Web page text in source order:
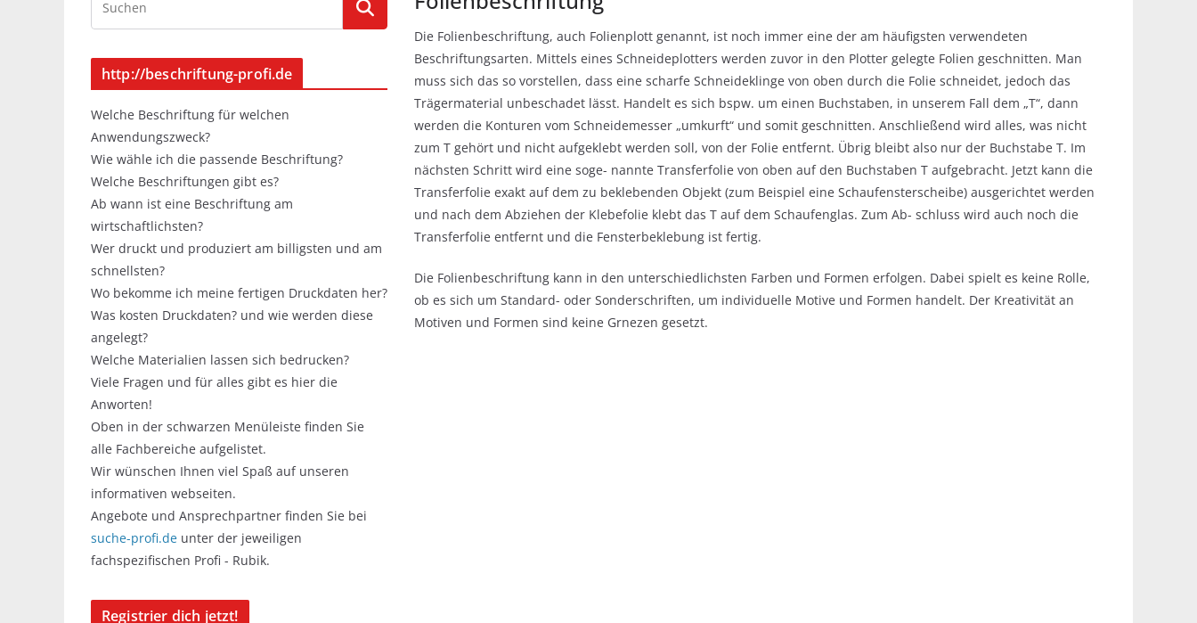
Die Folienbeschriftung, auch Folienplott genannt, ist noch immer eine der am häufigsten verwendeten
Beschriftungsarten. Mittels eines Schneideplotters werden zuvor in den Plotter gelegte Folien geschnitten. Man
muss sich das so vorstellen, dass eine scharfe Schneideklinge von oben durch die Folie schneidet, jedoch das
Trägermaterial unbeschadet lässt. Handelt es sich bspw. um einen Buchstaben, in unserem Fall dem „T“, dann
werden die Konturen vom Schneidemesser „umkurft“ und somit geschnitten. Anschließend wird alles, was nicht
zum T gehört und nicht aufgeklebt werden soll, von der Folie entfernt. Übrig bleibt also nur der Buchstabe T. Im
nächsten Schritt wird eine soge- nannte Transferfolie von oben auf den Buchstaben T aufgebracht. Jetzt kann die
Transferfolie exakt auf dem zu beklebenden Objekt (zum Beispiel eine Schaufensterscheibe) ausgerichtet werden
und nach dem Abziehen der Klebefolie klebt das T auf dem Schaufenglas. Zum Ab- schluss wird auch noch die
Transferfolie entfernt und die Fensterbeklebung ist fertig.
Die Folienbeschriftung kann in den unterschiedlichsten Farben und Formen erfolgen. Dabei spielt es keine Rolle,
ob es sich um Standard- oder Sonderschriften, um individuelle Motive und Formen handelt. Der Kreativität an
Motiven und Formen sind keine Grnezen gesetzt.
http://beschriftung-profi.de
Welche Beschriftung für welchen
Anwendungszweck?
Wie wähle ich die passende Beschriftung?
Welche Beschriftungen gibt es?
Ab wann ist eine Beschriftung am
wirtschaftlichsten?
Wer druckt und produziert am billigsten und am
schnellsten?
Wo bekomme ich meine fertigen Druckdaten her?
Was kosten Druckdaten? und wie werden diese
angelegt?
Welche Materialien lassen sich bedrucken?
Viele Fragen und für alles gibt es hier die
Anworten!
Oben in der schwarzen Menüleiste finden Sie
alle Fachbereiche aufgelistet.
Wir wünschen Ihnen viel Spaß auf unseren
informativen webseiten.
Angebote und Ansprechpartner finden Sie bei
suche-profi.de unter der jeweiligen
fachspezifischen Profi - Rubik.
Registrier dich jetzt!